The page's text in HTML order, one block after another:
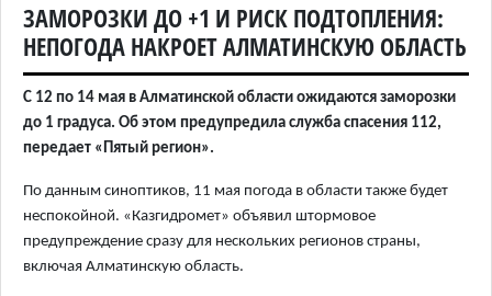
ЗАМОРОЗКИ ДО +1 И РИСК ПОДТОПЛЕНИЯ:
НЕПОГОДА НАКРОЕТ АЛМАТИНСКУЮ ОБЛАСТЬ
С 12 по 14 мая в Алматинской области ожидаются заморозки
до 1 градуса. Об этом предупредила служба спасения 112,
передает «Пятый регион».
По данным синоптиков, 11 мая погода в области также будет
неспокойной. «Казгидромет» объявил штормовое
предупреждение сразу для нескольких регионов страны,
включая Алматинскую область.